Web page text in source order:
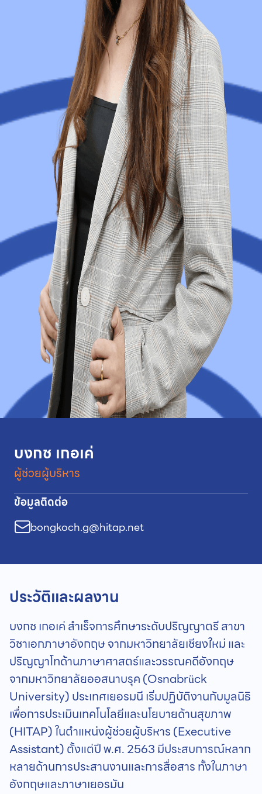
บงกช เกอเค่
ผู้ช่วยผู้บริหาร
ข้อมูลติดต่อ
bongkoch.g@hitap.net
ประวัติและผลงาน
บงกช เกอเค่ สำเร็จการศึกษาระดับปริญญาตรี สาขา
วิชาเอกภาษาอังกฤษ จากมหาวิทยาลัยเชียงใหม่ และ
ปริญญาโทด้านภาษาศาสตร์และวรรณคดีอังกฤษ
จากมหาวิทยาลัยออสนาบรุค (Osnabrück
University) ประเทศเยอรมนี เริ่มปฏิบัติงานกับมูลนิธิ
เพื่อการประเมินเทคโนโลยีและนโยบายด้านสุขภาพ
(HITAP) ในตำแหน่งผู้ช่วยผู้บริหาร (Executive
Assistant) ตั้งแต่ปี พ.ศ. 2563 มีประสบการณ์หลาก
หลายด้านการประสานงานและการสื่อสาร ทั้งในภาษา
อังกฤษและภาษาเยอรมัน